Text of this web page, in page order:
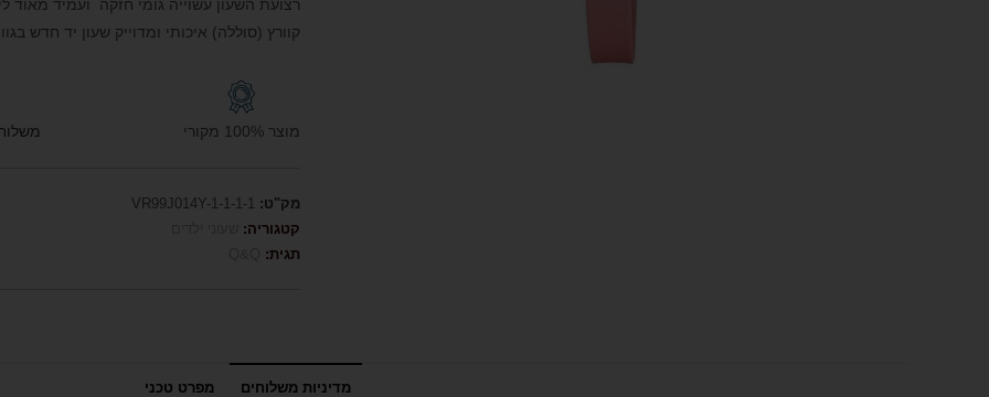
קוורץ (סוללה) איכותי ומדוייק שעון יד חדש בגוון מספרים
מוצר 100% מקורי משלוח
מק"ט: VR99J014Y-1-1-1-1
קטגוריה:
תגית:
מדיניות משלוחים מפרט טכני